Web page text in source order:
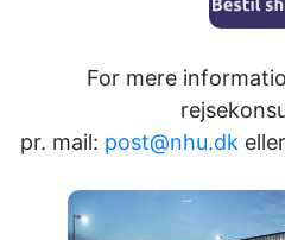
For mere
pr. mail: post@nhu.dk